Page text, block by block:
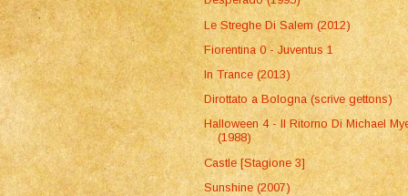
Le Streghe Di Salem (2012)
Fiorentina 0 - Juventus 1
In Trance (2013)
Dirottato a Bologna (scrive gettons)
Halloween 4 - Il Ritorno Di Michael
(1988)
Castle [Stagione 3]
Sunshine (2007)